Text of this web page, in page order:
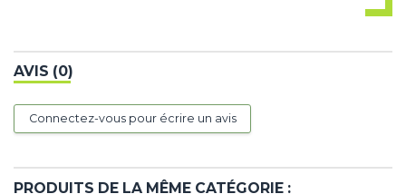
AVIS (0)
Connectez-vous pour écrire un avis
PRODUITS DE LA MÊME CATÉGORIE :